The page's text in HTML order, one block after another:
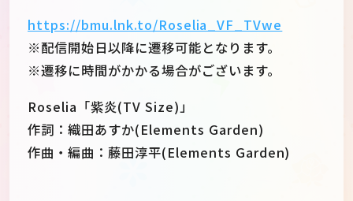
https://bmu.lnk.to/Roselia_VF_TVwe
※配信開始日以降に遷移可能となります。
※遷移に時間がかかる場合がございます。
Roselia「紫炎(TV Size)」
作詞：織田あすか(Elements Garden)
作曲・編曲：藤田淳平(Elements Garden)